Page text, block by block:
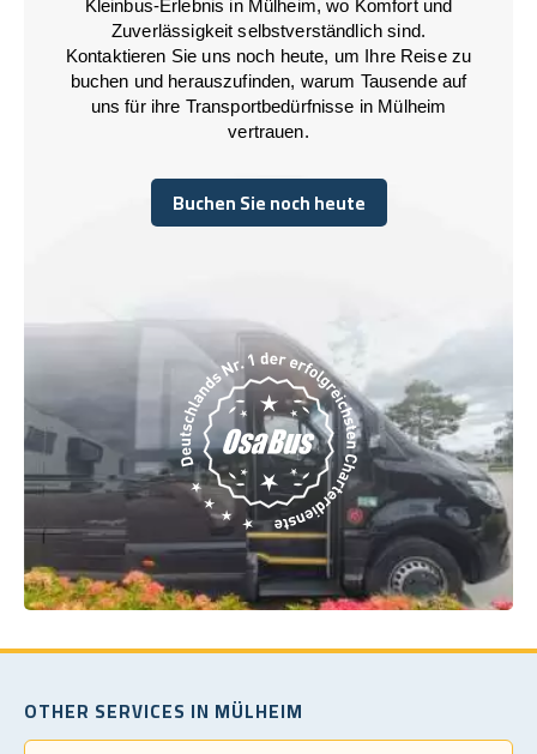
Kleinbus-Erlebnis in Mülheim, wo Komfort und
Zuverlässigkeit selbstverständlich sind.
Kontaktieren Sie uns noch heute, um Ihre Reise zu
buchen und herauszufinden, warum Tausende auf
uns für ihre Transportbedürfnisse in Mülheim
vertrauen.
Buchen Sie noch heute
Buchen Sie noch heute
OTHER SERVICES IN MÜLHEIM